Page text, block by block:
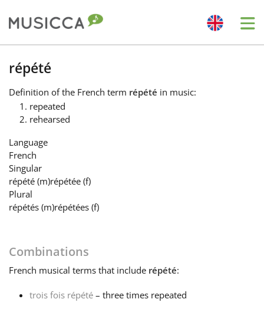
Bahasa Indonesia
Български
English
Español
répété
Definition of the French term répété in music:
repeated
rehearsed
Language
French
Singular
répété (m)répétée (f)
Plural
répétés (m)répétées (f)
Combinations
French musical terms that include répété:
trois fois répété – three times repeated